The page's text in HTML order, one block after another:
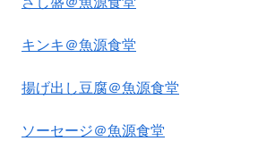
キンキ＠魚源食堂
揚げ出し豆腐＠魚源食堂
ソーセージ＠魚源食堂